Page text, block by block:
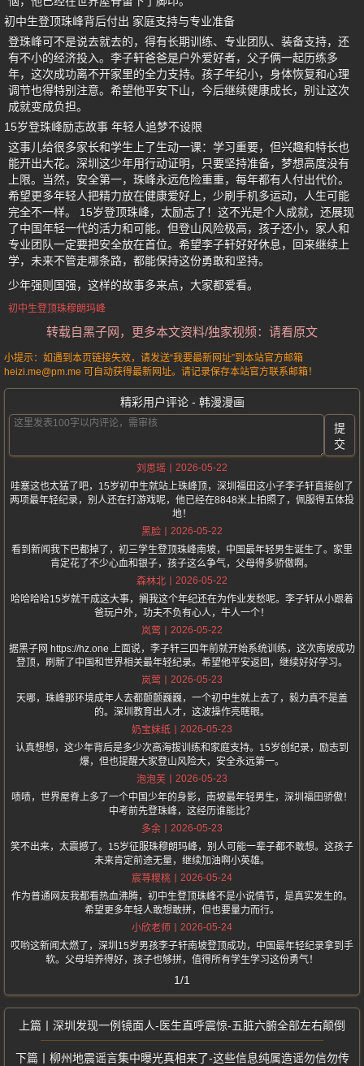
初中生登顶珠峰背后付出 家庭支持与专业准备
登珠峰可不是说去就去的，得有长期训练、专业团队、装备支持，还
有不小的经济投入。李子轩爸爸是户外爱好者，父子俩一起历练多
年，这次成功离不开家里的全力支持。孩子年纪小，身体恢复和心理
调节也得特别注意。希望他平安下山，今后继续健康成长，别让这次
成就变成负担。
15岁登珠峰励志故事 年轻人追梦不设限
这事儿给很多家长和学生上了生动一课：学习重要，但兴趣和特长也
能开出大花。深圳这少年用行动证明，只要坚持准备，梦想高度没有
上限。当然，安全第一，珠峰永远危险重重，每年都有人付出代价。
希望更多年轻人把精力放在健康爱好上，少刷手机多运动，人生可能
完全不一样。 15岁登顶珠峰，太励志了！这不光是个人成就，还展现
了中国年轻一代的活力和可能。但登山风险极高，孩子还小，家人和
专业团队一定要把安全放在首位。希望李子轩好好休息，回来继续上
学，未来不管走哪条路，都能保持这份勇敢和坚持。
少年强则国强，这样的故事多来点，大家都爱看。
初中生登顶珠穆朗玛峰
转载自黑子网，更多本文资料/独家视频：请看原文
小提示：如遇到本页链接失效，请发送“我要最新网址”到本站官方邮箱
heizi.me@pm.me 可自动获得最新网址。请记录保存本站官方联系邮箱！
精彩用户评论 - 韩漫漫画
提
交
刘思瑶
2026-05-22
哇塞这也太猛了吧，15岁初中生就站上珠峰顶，深圳福田这小子李子轩直接创了
两项最年轻纪录，别人还在打游戏呢，他已经在8848米上拍照了，佩服得五体投
地！
黑脸
2026-05-22
看到新闻我下巴都掉了，初三学生登顶珠峰南坡，中国最年轻男生诞生了。家里
肯定花了不少心血和银子，孩子这么争气，父母得多骄傲啊。
森林北
2026-05-22
哈哈哈哈15岁就干成这大事，搁我这个年纪还在为作业发愁呢。李子轩从小跟着
爸玩户外，功夫不负有心人，牛人一个！
岚莺
2026-05-22
据黑子网 https://hz.one 上面说，李子轩三四年前就开始系统训练，这次南坡成功
登顶，刷新了中国和世界相关最年轻纪录。希望他平安返回，继续好好学习。
岚莺
2026-05-23
天哪，珠峰那环境成年人去都颤颤巍巍，一个初中生就上去了，毅力真不是盖
的。深圳教育出人才，这波操作亮瞎眼。
奶宝妹纸
2026-05-23
认真想想，这少年背后是多少次高海拔训练和家庭支持。15岁创纪录，励志到
爆，但也提醒大家登山风险大，安全永远第一。
泡泡芙
2026-05-23
啧啧，世界屋脊上多了一个中国少年的身影，南坡最年轻男生，深圳福田骄傲！
中考前先登珠峰，这经历谁能比？
多余
2026-05-23
笑不出来，太震撼了。15岁征服珠穆朗玛峰，别人可能一辈子都不敢想。这孩子
未来肯定前途无量，继续加油啊小英雄。
宸荨糭桃
2026-05-24
作为普通网友我都看热血沸腾，初中生登顶珠峰不是小说情节，是真实发生的。
希望更多年轻人敢想敢拼，但也要量力而行。
小欣老师
2026-05-24
哎哟这新闻太燃了，深圳15岁男孩李子轩南坡登顶成功，中国最年轻纪录拿到手
软。父母培养得好，孩子也够拼，值得所有学生学习这份勇气！
1/1
深圳发现一例镜面人-医生直呼震惊-五脏六腑全部左右颠倒
柳州地震谣言集中曝光真相来了-这些信息纯属造谣勿信勿传